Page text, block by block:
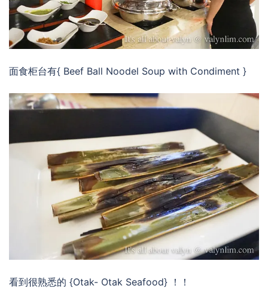
面食柜台有{ Beef Ball Noodel Soup with Condiment }
看到很熟悉的 {Otak- Otak Seafood} ！！